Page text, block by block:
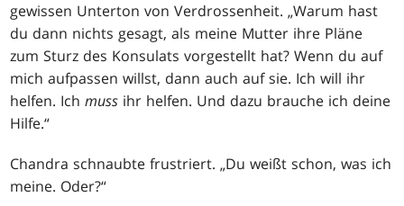
gewissen Unterton von Verdrossenheit. „Warum hast
du dann nichts gesagt, als meine Mutter ihre Pläne
zum Sturz des Konsulats vorgestellt hat? Wenn du auf
mich aufpassen willst, dann auch auf sie. Ich will ihr
helfen. Ichmuss ihr helfen. Und dazu brauche ich deine
Hilfe.“
Chandra schnaubte frustriert. „Du weißt schon, was ich
meine. Oder?“